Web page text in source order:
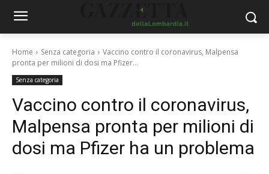
Home Senza categoria
Vaccino contro il coronavirus, Malpensa
pronta per milioni di dosi ma Pfizer...
Senza categoria
Vaccino contro il coronavirus,
Malpensa pronta per milioni di
dosi ma Pfizer ha un problema